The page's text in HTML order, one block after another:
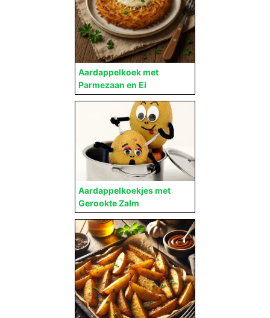
Aardappelkoek met
Parmezaan en Ei
Aardappelkoekjes met
Gerookte Zalm